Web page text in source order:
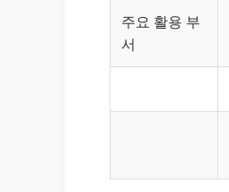
주요 활용 부
서